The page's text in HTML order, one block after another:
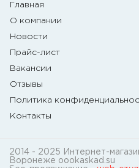
Главная
О компании
Новости
Прайс-лист
Вакансии
Отзывы
Политика
Контакты
2014 - 2025 Интернет-
Воронеже oookaskad.su